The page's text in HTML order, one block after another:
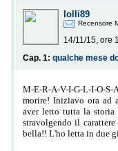
lolli89
Recensore
14/11/15, ore
Cap. 1: qualche mese
M-E-R-A-V-I-G-L-I-O-
morire! Iniziavo ora ad
aver letto tutta la
stravolgendo il
bella!! L'ho letta in due